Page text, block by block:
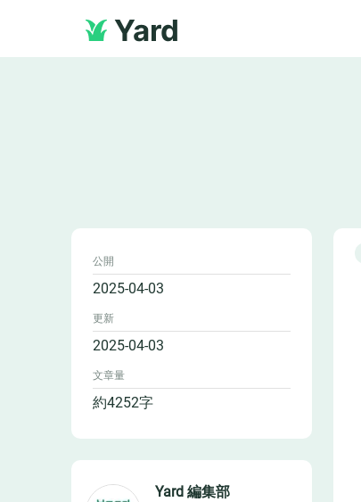
Yard
公開
2025-04-03
更新
2025-04-03
文章量
約4252字
Yard 編集部